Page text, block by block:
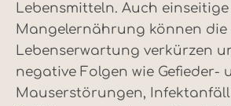
Lebensmitteln. Auch
Mangelernährung können die
Lebenserwartung verkürzen
negative Folgen wie Gefieder-
Mauserstörungen,